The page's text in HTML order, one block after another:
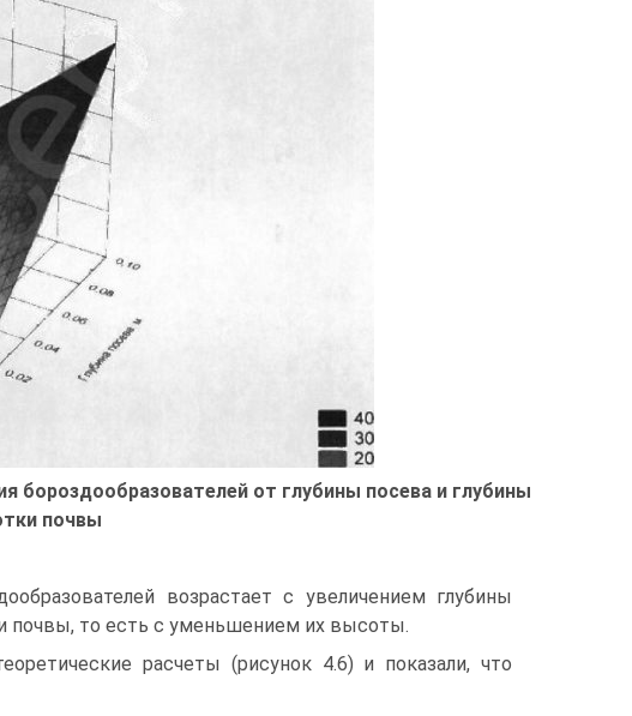
бороздообразователей от глубины посева и глубины
почвы
возрастает с увеличением глубины
почвы, то есть с уменьшением их высоты.
расчеты (рисунок 4.6) и показали, что